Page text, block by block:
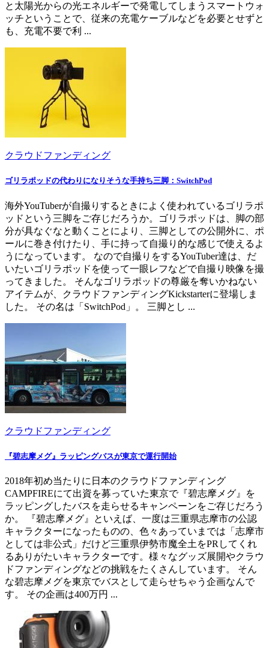
と太陽光からの光エネルギーで発電してしまうスマートウォ
ッチということで、従来の充電ケーブルなどを必要とせずと
も、充電不要で利 ...
クラウドファンディング
ゴリラポッドの代わりになりそうな手持ち三脚：SwitchPod
海外YouTuberが自撮りするときによく使われているゴリラポ
ッドという三脚をご存じだろうか。ゴリラポッドは、脚の部
分が具なぐなと動くことにより、三脚としての公開外に、ポ
ールに巻き付けたり、手に持って自撮り的な感じで使えるよ
うになっています。 なので自撮りをするYouTuber達は、だ
いたいゴリラポッドを使って一眼レフなどで自撮り映像を撮
ってきました。 そんなゴリラポッドの尊厳を奪いかねない
アイテムが、クラウドファンディングKickstarterに登場しま
した。 その名は「SwitchPod」。 三脚とし ...
クラウドファンディング
『碧志摩メグ』ラッピングバスが東京で運行開始
2018年初め当たりに日本のクラウドファンディング
CAMPFIREにて出資を募っていた東京で『碧志摩メグ』を
ラッピングしたバスを走らせるキャンペーンをご存じだろう
か。 『碧志摩メグ』といえば、一度は三重県志摩市の公認
キャラクターになったものの、色々あっていまでは「志摩市
としては非公式」だけど三重県伊勢市魔全土をPRしてくれ
るありがたいキャラクターです。様々なグッズ展開やクラウ
ドファンディングなどの挑戦をたくさんしています。 そん
な碧志摩メグを東京でバスとして走らせちゃう企画なんで
す。 その企画は400万円 ...